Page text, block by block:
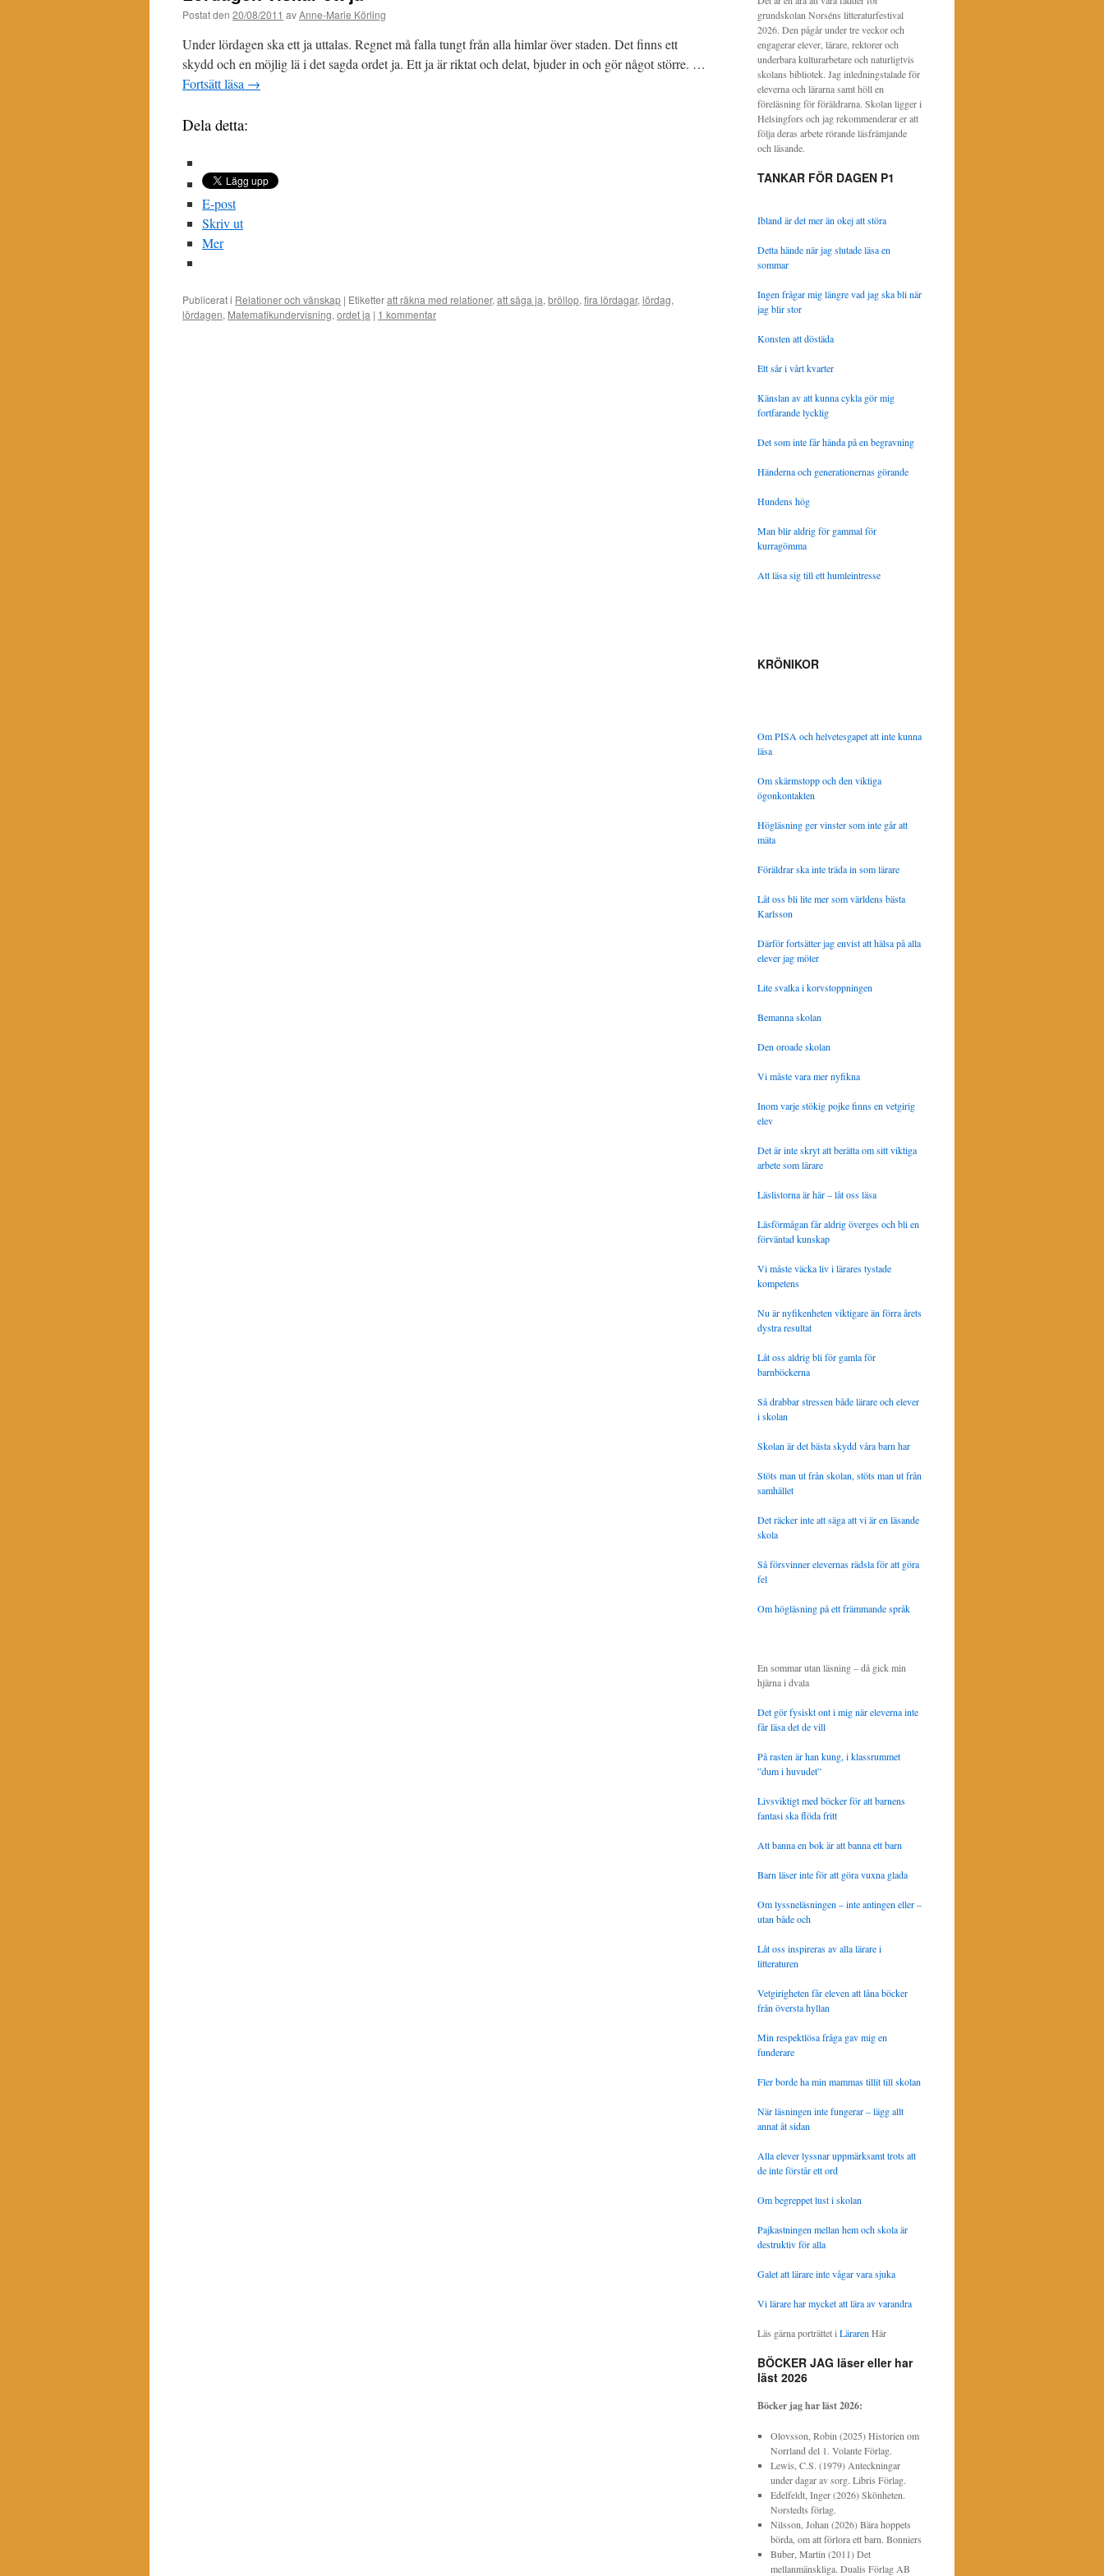
Postat den 20/08/2011 avAnne-Marie Körling
Under lördagen ska ett ja uttalas. Regnet må falla tungt från alla himlar över staden. Det finns ett
skydd och en möjlig lä i det sagda ordet ja. Ett ja är riktat och delat, bjuder in och gör något större. …
Fortsätt läsa →
Dela detta:
E-post
Skriv ut
Mer
Publicerat i Relationer och vänskap | Etiketteratt räkna med relationer, att säga ja, bröllop, fira lördagar, lördag,
lördagen, Matematikundervisning, ordet ja | 1 kommentar
grundskolan Norséns litteraturfestival
2026. Den pågår under tre veckor och
engagerar elever, lärare, rektorer och
underbara kulturarbetare och naturligtvis
skolans bibliotek. Jag inledningstalade för
eleverna och lärarna samt höll en
föreläsning för föräldrarna. Skolan ligger i
Helsingfors och jag rekommenderar er att
följa deras arbete rörande läsfrämjande
och läsande.
TANKAR FÖR DAGEN P1
Ibland är det mer än okej att störa
Detta hände när jag slutade läsa en
sommar
Ingen frågar mig längre vad jag ska bli när
jag blir stor
Konsten att döstäda
Ett sår i vårt kvarter
Känslan av att kunna cykla gör mig
fortfarande lycklig
Det som inte får hända på en begravning
Händerna och generationernas görande
Hundens hög
Man blir aldrig för gammal för
kurragömma
Att läsa sig till ett humleintresse
KRÖNIKOR
Om PISA och helvetesgapet att inte kunna
läsa
Om skärmstopp och den viktiga
ögonkontakten
Högläsning ger vinster som inte går att
mäta
Föräldrar ska inte träda in som lärare
Låt oss bli lite mer som världens bästa
Karlsson
Därför fortsätter jag envist att hälsa på alla
elever jag möter
Lite svalka i korvstoppningen
Bemanna skolan
Den oroade skolan
Vi måste vara mer nyfikna
Inom varje stökig pojke finns en vetgirig
elev
Det är inte skryt att berätta om sitt viktiga
arbete som lärare
Läslistorna är här – låt oss läsa
Läsförmågan får aldrig överges och bli en
förväntad kunskap
Vi måste väcka liv i lärares tystade
kompetens
Nu är nyfikenheten viktigare än förra årets
dystra resultat
Låt oss aldrig bli för gamla för
barnböckerna
Så drabbar stressen både lärare och elever
i skolan
Skolan är det bästa skydd våra barn har
Stöts man ut från skolan, stöts man ut från
samhället
Det räcker inte att säga att vi är en läsande
skola
Så försvinner elevernas rädsla för att göra
fel
Om högläsning på ett främmande språk
En sommar utan läsning – då gick min
hjärna i dvala
Det gör fysiskt ont i mig när eleverna inte
får läsa det de vill
På rasten är han kung, i klassrummet
”dum i huvudet”
Livsviktigt med böcker för att barnens
fantasi ska flöda fritt
Att banna en bok är att banna ett barn
Barn läser inte för att göra vuxna glada
Om lyssneläsningen – inte antingen eller –
utan både och
Låt oss inspireras av alla lärare i
litteraturen
Vetgirigheten får eleven att låna böcker
från översta hyllan
Min respektlösa fråga gav mig en
funderare
Fler borde ha min mammas tillit till skolan
När läsningen inte fungerar – lägg allt
annat åt sidan
Alla elever lyssnar uppmärksamt trots att
de inte förstår ett ord
Om begreppet lust i skolan
Pajkastningen mellan hem och skola är
destruktiv för alla
Galet att lärare inte vågar vara sjuka
Vi lärare har mycket att lära av varandra
Läs gärna porträttet i Läraren Här
BÖCKER JAG läser eller har
läst 2026
Böcker jag har läst2026:
Olovsson, Robin (2025) Historien om
Norrland del 1. Volante Förlag.
Lewis, C.S. (1979) Anteckningar
under dagar av sorg. Libris Förlag.
Edelfeldt, Inger (2026) Skönheten.
Norstedts förlag.
Nilsson, Johan (2026) Bära hoppets
börda, om att förlora ett barn. Bonniers
Buber, Martin (2011) Det
mellanmänskliga. Dualis Förlag AB